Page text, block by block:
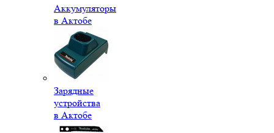
Аккумуляторы
в Актобе
Зарядные
устройства
в Актобе